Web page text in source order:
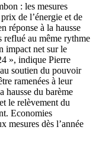
: les mesures
de l’énergie et de
réponse à la hausse
reflué au même rythme
impact net sur le
», indique Pierre
soutien du pouvoir
ramenées à leur
hausse du barème
le relèvement du
Economies
mesures dès l’année